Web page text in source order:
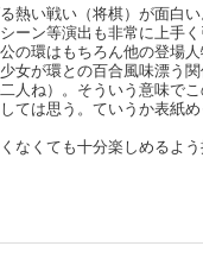
熱い戦い（将棋）が面白
ーン等演出も非常に上手く
の環はもちろん他の登場人
女が環との百合風味漂う
人ね）。そういう意味でこ
ては思う。ていうか表紙め
なくても十分楽しめるよ